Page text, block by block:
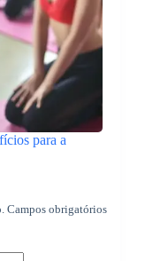
para a
Campos obrigatórios